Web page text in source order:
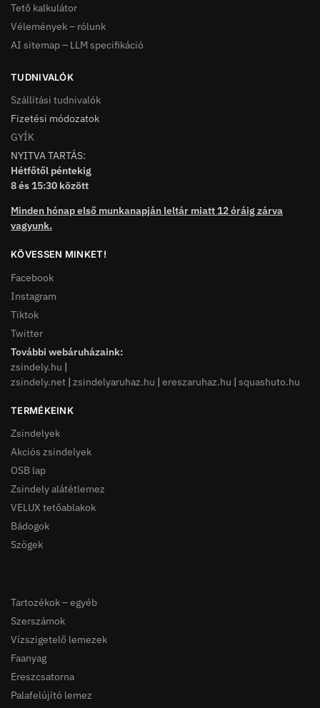
Tető kalkulátor
Vélemények – rólunk
AI sitemap – LLM specifikáció
TUDNIVALÓK
Szállítási tudnivalók
Fizetési módozatok
GYÍK
NYITVA TARTÁS:
Hétfőtől péntekig
8 és 15:30 között
Minden hónap első munkanapján leltár miatt 12 óráig zárva
vagyunk.
KÖVESSEN MINKET!
Facebook
Instagram
Tiktok
Twitter
További webáruházaink:
zsindely.hu |
zsindely.net | zsindelyaruhaz.hu | ereszaruhaz.hu | squashuto.hu
TERMÉKEINK
Zsindelyek
Akciós zsindelyek
OSB lap
Zsindely alátétlemez
VELUX tetőablakok
Bádogok
Szögek
Tartozékok – egyéb
Szerszámok
Vízszigetelő lemezek
Faanyag
Ereszcsatorna
Palafelújító lemez